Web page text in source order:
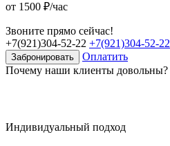
от 1500 ₽/час
Звоните прямо сейчас!
+7(921)304-52-22 +7(921)304-52-22
Забронировать
Оплатить
Почему наши клиенты довольны?
Индивидуальный подход